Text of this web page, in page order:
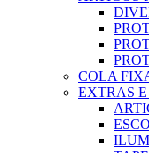
COLA
EXTRAS